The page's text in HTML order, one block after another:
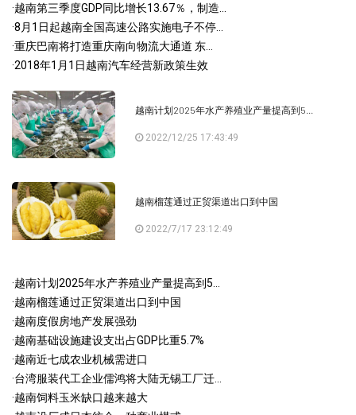
·越南第三季度GDP同比增长13.67％，制造...
·8月1日起越南全国高速公路实施电子不停...
·重庆巴南将打造重庆南向物流大通道 东...
·2018年1月1日越南汽车经营新政策生效
越南计划2025年水产养殖业产量提高到5...
2022/12/25 17:43:49
越南榴莲通过正贸渠道出口到中国
2022/7/17 23:12:49
·越南计划2025年水产养殖业产量提高到5...
·越南榴莲通过正贸渠道出口到中国
·越南度假房地产发展强劲
·越南基础设施建设支出占GDP比重5.7%
·越南近七成农业机械需进口
·台湾服装代工企业儒鸿将大陆无锡工厂迁...
·越南饲料玉米缺口越来越大